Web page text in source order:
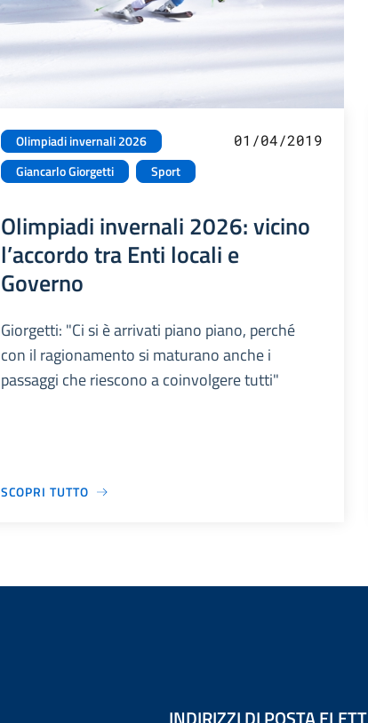
Olimpiadi invernali 2026
Giancarlo Giorgetti
Sport
01/04/2019
Olimpiadi invernali 2026: vicino
l’accordo tra Enti locali e
Governo
Giorgetti: "Ci si è arrivati piano piano, perché
con il ragionamento si maturano anche i
passaggi che riescono a coinvolgere tutti"
SCOPRI TUTTO